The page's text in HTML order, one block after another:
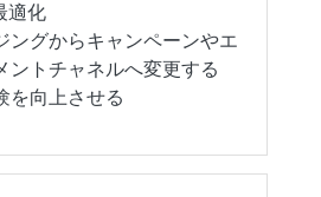
適化
ングからキャンペーンやエ
ントチャネルへ変更する
を向上させる